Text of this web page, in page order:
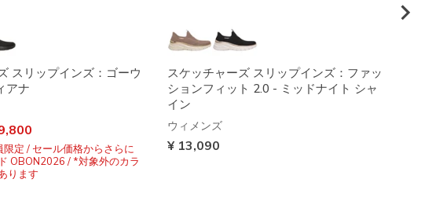
スリップインズ：ゴーウ
アナ
定 / セール価格からさらに
OBON2026 / *対象外のカラ
ります
スケッチャーズ スリップインズ：ファッ
ションフィット 2.0 - ミッドナイト シャ
イン
ウィメンズ
¥ 13,090